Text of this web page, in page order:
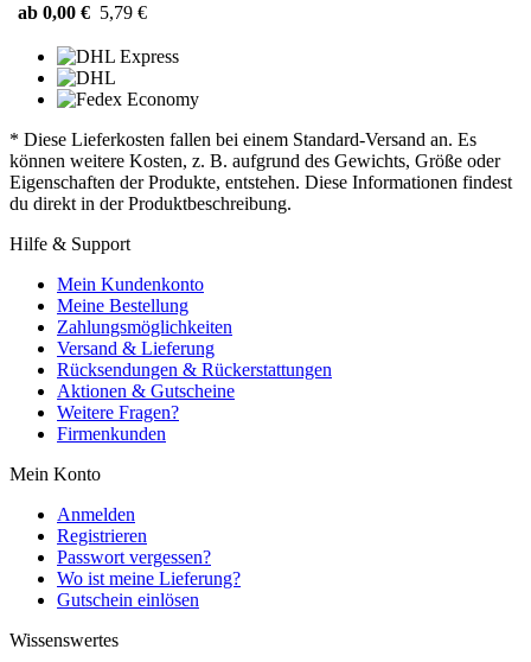
ab 0,00 € 5,79 €
* Diese Lieferkosten fallen bei einem Standard-Versand an. Es
können weitere Kosten, z. B. aufgrund des Gewichts, Größe oder
Eigenschaften der Produkte, entstehen. Diese Informationen findest
du direkt in der Produktbeschreibung.
Hilfe & Support
Mein Kundenkonto
Meine Bestellung
Zahlungsmöglichkeiten
Versand & Lieferung
Rücksendungen & Rückerstattungen
Aktionen & Gutscheine
Weitere Fragen?
Firmenkunden
Mein Konto
Anmelden
Registrieren
Passwort vergessen?
Wo ist meine Lieferung?
Gutschein einlösen
Wissenswertes